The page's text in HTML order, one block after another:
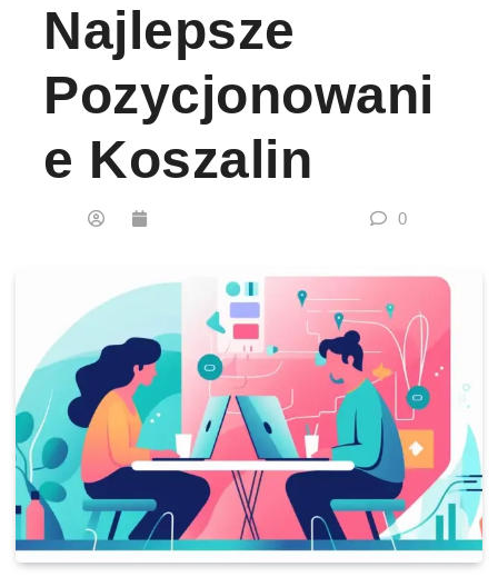
Najlepsze
Pozycjonowani
E Koszalin
0